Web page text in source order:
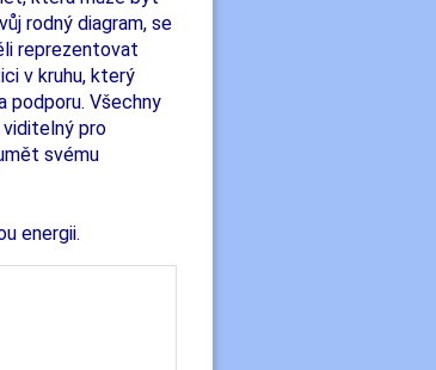
rodný diagram, se
reprezentovat
v kruhu, který
podporu. Všechny
pro
svému
energii.